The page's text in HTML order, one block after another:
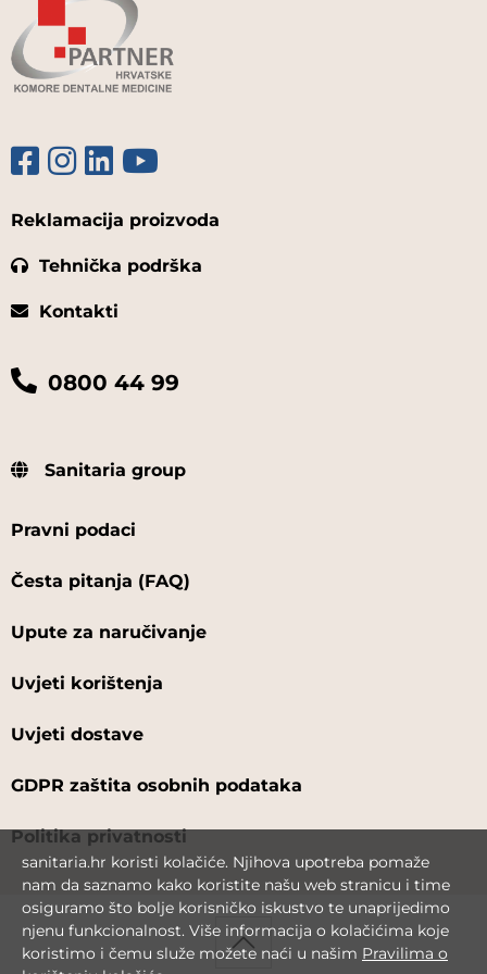
Reklamacija proizvoda
Tehnička podrška
Kontakti
0800 44 99
Sanitaria group
Pravni podaci
Česta pitanja (FAQ)
Upute za naručivanje
Uvjeti korištenja
Uvjeti dostave
GDPR zaštita osobnih podataka
Politika privatnosti
sanitaria.hr koristi kolačiće. Njihova upotreba pomaže
nam da saznamo kako koristite našu web stranicu i time
osiguramo što bolje korisničko iskustvo te unaprijedimo
njenu funkcionalnost. Više informacija o kolačićima koje
koristimo i čemu služe možete naći u našim Pravilima o